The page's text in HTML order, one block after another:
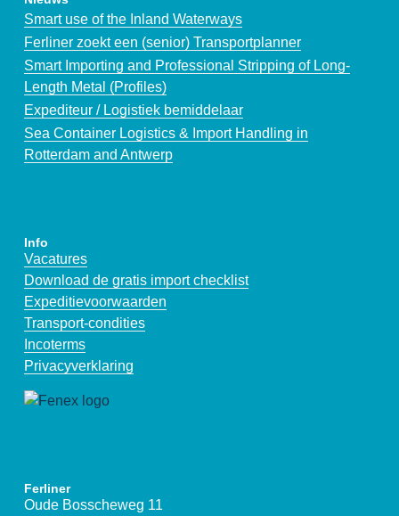
Ferliner
Oude Bosscheweg 11
Smart use of the Inland Waterways
Ferliner zoekt een (senior) Transportplanner
Smart Importing and Professional Stripping of Long-
Length Metal (Profiles)
Expediteur / Logistiek bemiddelaar
Sea Container Logistics & Import Handling in
Rotterdam and Antwerp
Info
Vacatures
Download de gratis import checklist
Expeditievoorwaarden
Transport-condities
Incoterms
Privacyverklaring